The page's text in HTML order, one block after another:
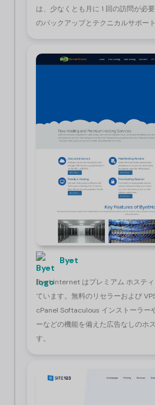
は、少なくとも月に 1 回の訪問が必
のバックアップとテクニカルサポー
Byet
Byet Internet はプレミアム ホステ
ています。無料のリセラーおよび
cPanel Softaculous インストーラー
ーなどの機能を備えた広告なしのホ
す。